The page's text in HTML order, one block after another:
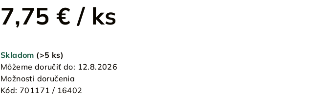
7,75 € / ks
cena:
Skladom (>5 ks)
Môžeme doručiť do: 12.8.2026
Možnosti doručenia
Kód: 701171 / 16402